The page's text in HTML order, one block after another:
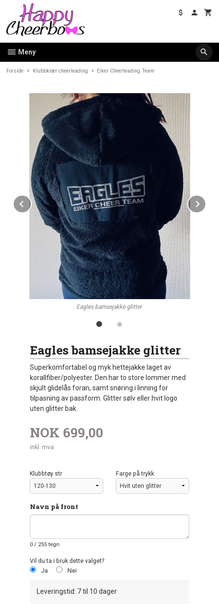
innholdet
Meny
Forside Klubbklær cheerleading Eiker Cheerleading Team
Eagles bamsejakke glitter
Prev
Eagles bamsejakke glitter
Superkomfortabel og myk hettejakke laget av
korallfiber/polyester. Den har to store lommer med
skjult glidelås foran, samt snøring i linning for
tilpasning av passform. Glitter sølv eller hvit logo
uten glitter bak.
NOK 699,00
inkl. mva.
Klubbtøy str Farge på trykk
Navn på front
0 / 255 tegn
Vil du ta i bruk dette valget?
Ja
Nei
Leveringstid: 7 til 10 dager